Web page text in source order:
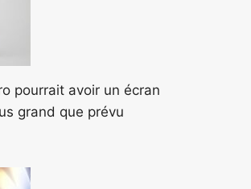
pourrait avoir un écran
grand que prévu